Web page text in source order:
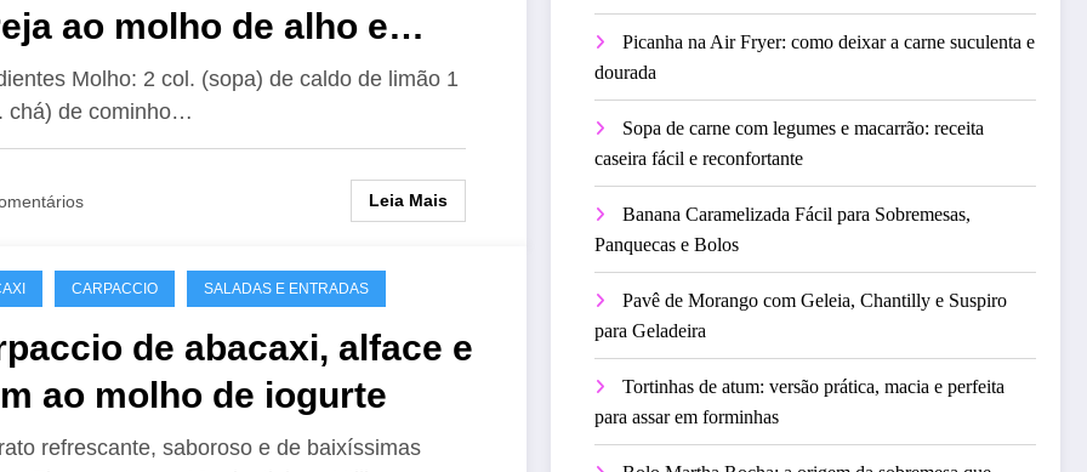
ao molho de alho e
Molho: 2 col. (sopa) de caldo de limão 1
chá) de cominho…
Leia Mais
CARPACCIO SALADAS E ENTRADAS
de abacaxi, alface e
ao molho de iogurte
refrescante, saboroso e de baixíssimas
Picanha na Air Fryer: como deixar a carne suculenta e
dourada
Sopa de carne com legumes e macarrão: receita
caseira fácil e reconfortante
Banana Caramelizada Fácil para Sobremesas,
Panquecas e Bolos
Pavê de Morango com Geleia, Chantilly e Suspiro
para Geladeira
Tortinhas de atum: versão prática, macia e perfeita
para assar em forminhas